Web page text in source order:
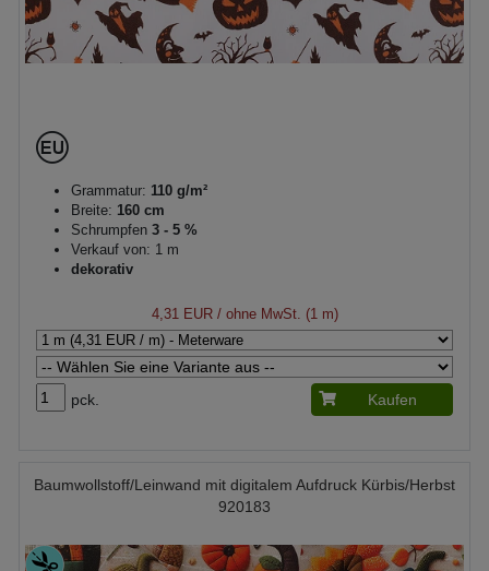
Grammatur: 110 g/m²
Breite: 160 cm
Schrumpfen 3 - 5 %
Verkauf von: 1 m
dekorativ
4,31 EUR/ ohne MwSt. (1 m)
pck. Kaufen
Baumwollstoff/Leinwand mit digitalem Aufdruck Kürbis/Herbst
920183